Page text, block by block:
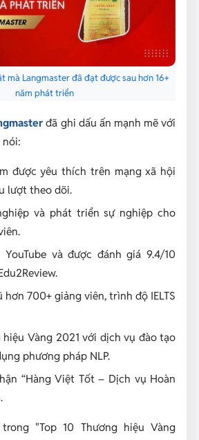
mà Langmaster đã đạt được sau hơn 16+
năm phát triển
đã ghi dấu ấn mạnh mẽ với
được yêu thích trên mạng xã hội
lượt theo dõi.
và phát triển sự nghiệp cho
và được đánh giá 9.4/10
hơn 700+ giảng viên, trình độ IELTS
hiệu Vàng 2021 với dịch vụ đào tạo
phương pháp NLP.
“Hàng Việt Tốt – Dịch vụ Hoàn
"Top 10 Thương hiệu Vàng